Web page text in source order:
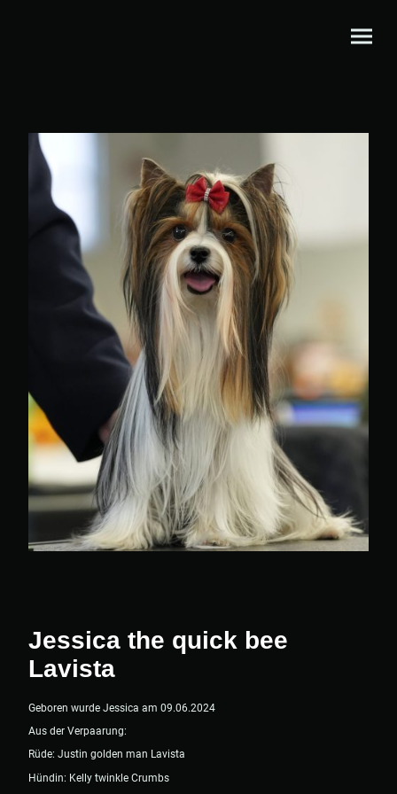
Jessica the quick bee
Lavista
Geboren wurde Jessica am 09.06.2024
Aus der Verpaarung:
Rüde: Justin golden man Lavista
Hündin: Kelly twinkle Crumbs